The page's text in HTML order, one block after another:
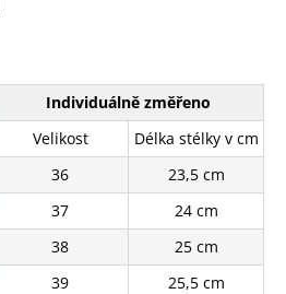
Individuálně změřeno
Velikost
Délka stélky v cm
36
23,5 cm
37
24 cm
38
25 cm
39
25,5 cm